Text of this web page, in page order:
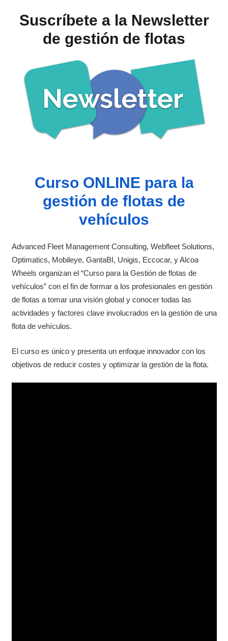
Suscríbete a la Newsletter
de gestión de flotas
Curso ONLINE para la
gestión de flotas de
vehículos
Advanced Fleet Management Consulting, Webfleet Solutions,
Optimatics, Mobileye, GantaBI, Unigis, Eccocar, y Alcoa
Wheels organizan el “Curso para la Gestión de flotas de
vehículos” con el fin de formar a los profesionales en gestión
de flotas a tomar una visión global y conocer todas las
actividades y factores clave involucrados en la gestión de una
flota de vehículos.
El curso es único y presenta un enfoque innovador con los
objetivos de reducir costes y optimizar la gestión de la flota.